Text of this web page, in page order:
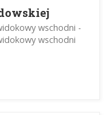
wschodni -
wschodni